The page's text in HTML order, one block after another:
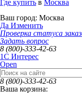
Где купить в Москва
Ваш город: Москва
Да Изменить
Проверка статуса
Задать вопрос
8 (800)-333-42-63
1C Интерес
Open
8 (800)-333-42-63
Ваша корзина: